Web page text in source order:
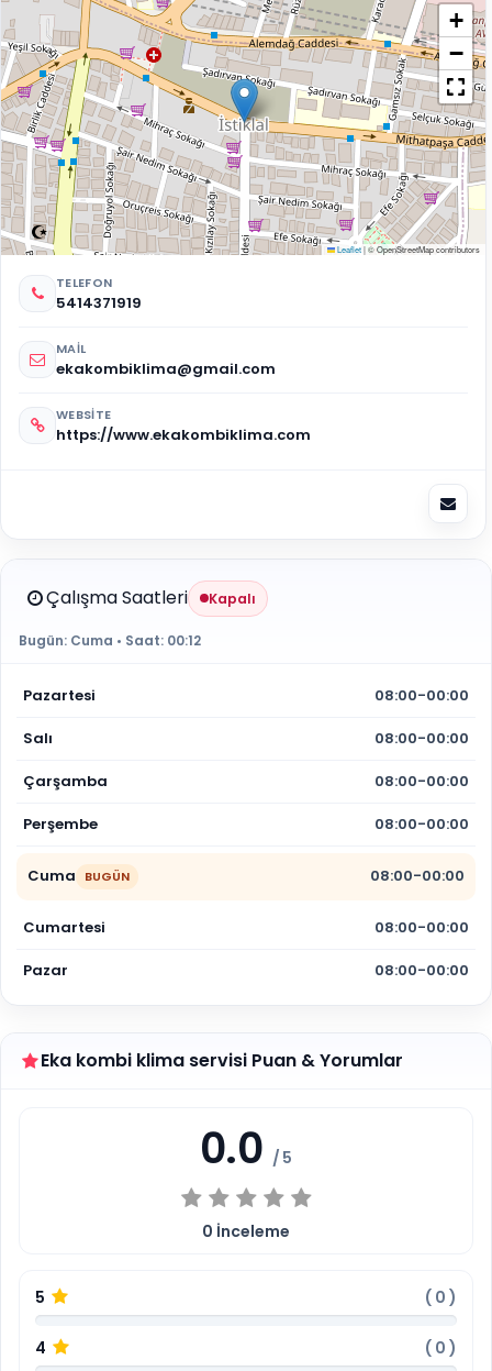
+
−
Leaflet|© OpenStreetMap contributors
TELEFON
5414371919
MAIL
ekakombiklima@gmail.com
WEBSITE
https://www.ekakombiklima.com
Çalışma Saatleri Kapalı
Bugün: Cuma • Saat: 00:12
Pazartesi 08:00-00:00
Salı 08:00-00:00
Çarşamba 08:00-00:00
Perşembe 08:00-00:00
Cuma BUGÜN 08:00-00:00
Cumartesi 08:00-00:00
Pazar 08:00-00:00
Eka kombi klima servisi Puan & Yorumlar
0.0 / 5
0 İnceleme
5 ( 0 )
4 ( 0 )